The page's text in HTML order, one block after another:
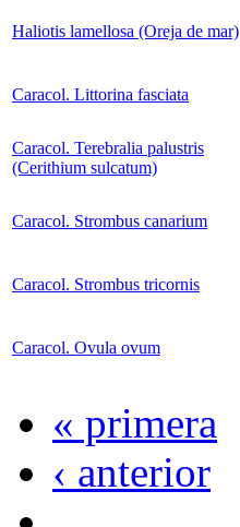
Haliotis lamellosa (Oreja de mar)
Caracol. Littorina fasciata
Caracol. Terebralia palustris
(Cerithium sulcatum)
Caracol. Strombus canarium
Caracol. Strombus tricornis
Caracol. Ovula ovum
« primera
‹ anterior